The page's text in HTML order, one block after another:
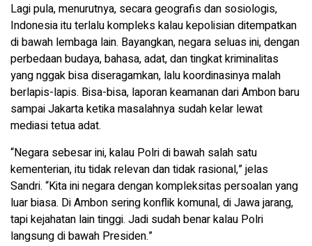
Lagi pula, menurutnya, secara geografis dan sosiologis,
Indonesia itu terlalu kompleks kalau kepolisian ditempatkan
di bawah lembaga lain. Bayangkan, negara seluas ini, dengan
perbedaan budaya, bahasa, adat, dan tingkat kriminalitas
yang nggak bisa diseragamkan, lalu koordinasinya malah
berlapis-lapis. Bisa-bisa, laporan keamanan dari Ambon baru
sampai Jakarta ketika masalahnya sudah kelar lewat
mediasi tetua adat.
“Negara sebesar ini, kalau Polri di bawah salah satu
kementerian, itu tidak relevan dan tidak rasional,” jelas
Sandri. “Kita ini negara dengan kompleksitas persoalan yang
luar biasa. Di Ambon sering konflik komunal, di Jawa jarang,
tapi kejahatan lain tinggi. Jadi sudah benar kalau Polri
langsung di bawah Presiden.”